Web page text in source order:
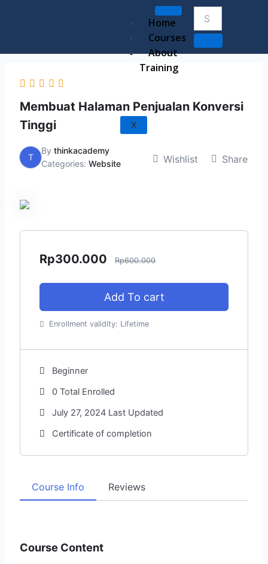
Home
Courses
About
Training
X
Membuat Halaman Penjualan Konversi
Tinggi
T
Bythinkacademy
Categories:Website Wishlist Share
Rp300.000 Rp600.000
Add To cart
Enrollment validity: Lifetime
Beginner
0 Total Enrolled
July 27, 2024 Last Updated
Certificate of completion
Course Info Reviews
Course Content